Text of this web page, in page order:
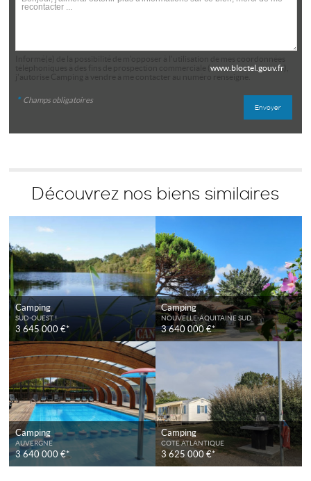
www.bloctel.gouv.fr),
* Champs obligatoires
Découvrez nos biens similaires
Camping
SUD-OUEST !
3 645 000 €*
Camping
NOUVELLE-AQUITAINE SUD
3 640 000 €*
Camping
AUVERGNE
3 640 000 €*
Camping
COTE ATLANTIQUE
3 625 000 €*